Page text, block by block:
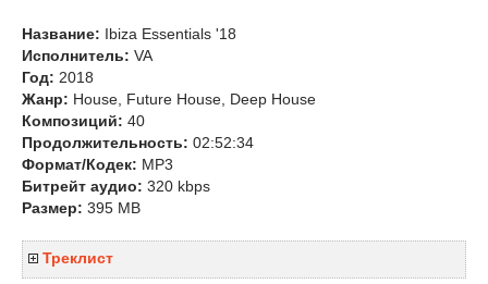
Название: Ibiza Essentials '18
Исполнитель: VA
Год: 2018
Жанр: House, Future House, Deep House
Композиций: 40
Продолжительность: 02:52:34
Формат/Кодек: MP3
Битрейт аудио: 320 kbps
Размер: 395 MB
Треклист